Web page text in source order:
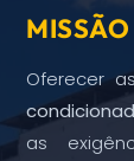
MISSÃO
Oferecer
as